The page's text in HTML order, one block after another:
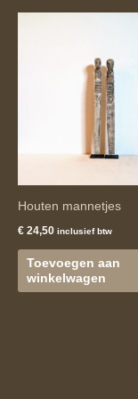
Houten mannetjes
€ 24,50 inclusief btw
Toevoegen aan
winkelwagen